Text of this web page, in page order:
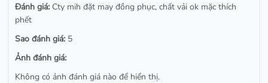
Đánh giá: Cty mih đặt may đồng phục, chất vải ok mặc thích
phết
Sao đánh giá: 5
Ảnh đánh giá:
Không có ảnh đánh giá nào để hiển thị.